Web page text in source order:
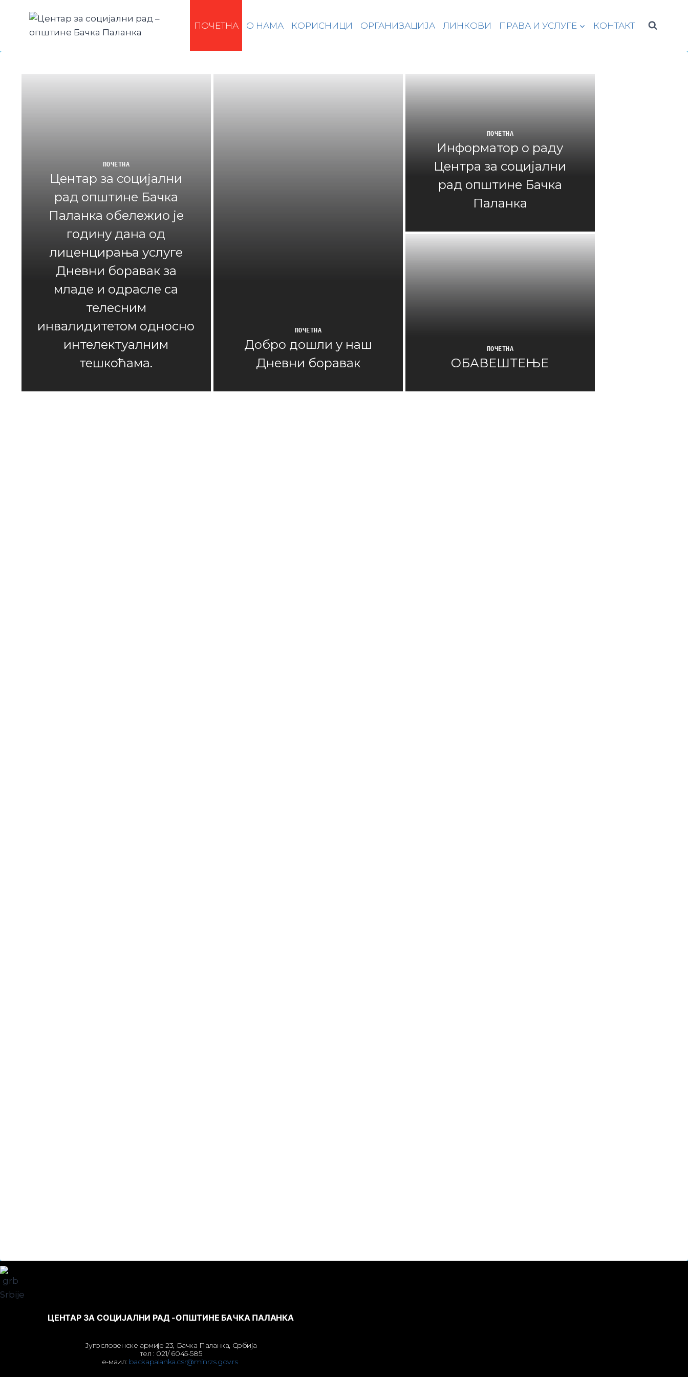
ПОЧЕТНА О НАМА КОРИСНИЦИ ОРГАНИЗАЦИЈА ЛИНКОВИ ПРАВА И УСЛУГЕ КОНТАКТ
ПОЧЕТНА
Центар за социјални
рад општине Бачка
Паланка обележио је
годину дана од
лиценцирања услуге
Дневни боравак за
младе и одрасле са
телесним
инвалидитетом односно
интелектуалним
тешкоћама.
ПОЧЕТНА
Добро дошли у наш
Дневни боравак
ПОЧЕТНА
Информатор о раду
Центра за социјални
рад општине Бачка
Паланка
ПОЧЕТНА
ОБАВЕШТЕЊЕ
ЦЕНТАР ЗА СОЦИЈАЛНИ РАД -ОПШТИНЕ БАЧКА ПАЛАНКА
Југословенске армије 23, Бачка Паланка, Србија
тел : 021/ 6045-585
е-маил: backapalanka.csr@minrzs.gov.rs